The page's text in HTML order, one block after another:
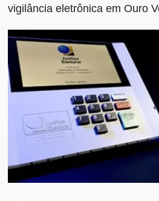
vigilância eletrônica em Ouro